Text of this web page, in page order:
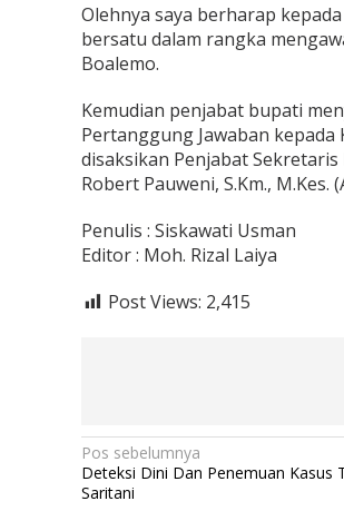
Olehnya saya berharap
bersatu dalam rangka
Boalemo.
Kemudian penjabat bupati
Pertanggung Jawaban kepada
disaksikan Penjabat
Robert Pauweni, S.Km., M.Kes.
Penulis : Siskawati Usman
Editor : Moh. Rizal Laiya
Post Views: 2,415
N
a
Pos sebelumnya
Deteksi Dini Dan Penemuan Kasus
Saritani